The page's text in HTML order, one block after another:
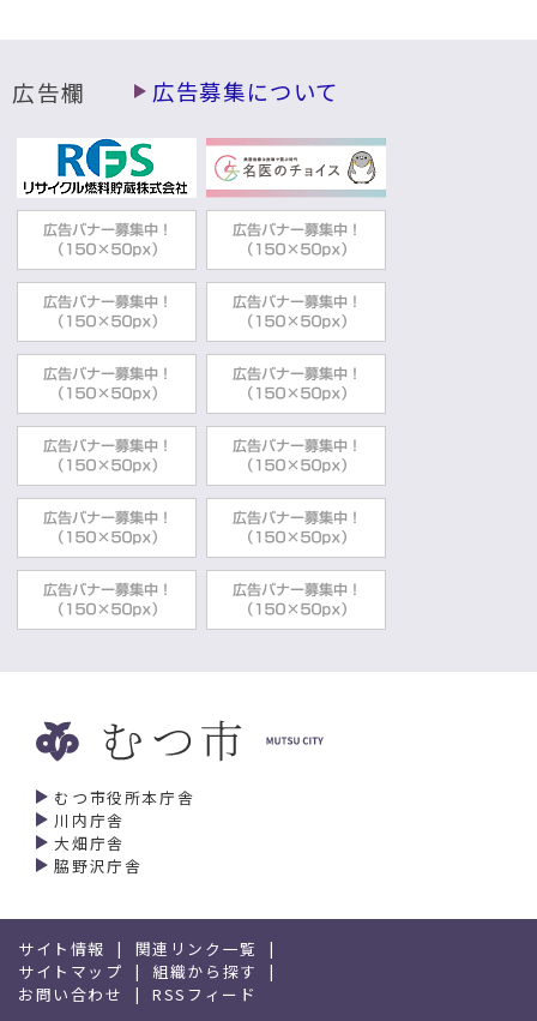
広告欄 広告募集について
むつ市役所本庁舎
川内庁舎
大畑庁舎
脇野沢庁舎
サイト情報
関連リンク一覧
サイトマップ
組織から探す
お問い合わせ
RSSフィード